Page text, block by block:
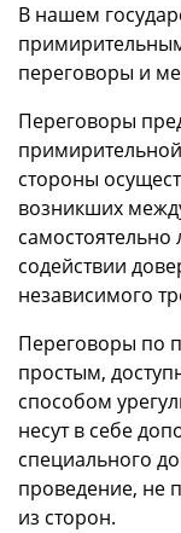
В нашем
переговоры и
Переговоры
стороны
возникших
содействии
независимого
Переговоры по
простым,
способом
несут в себе
специального
проведение, не
из сторон.